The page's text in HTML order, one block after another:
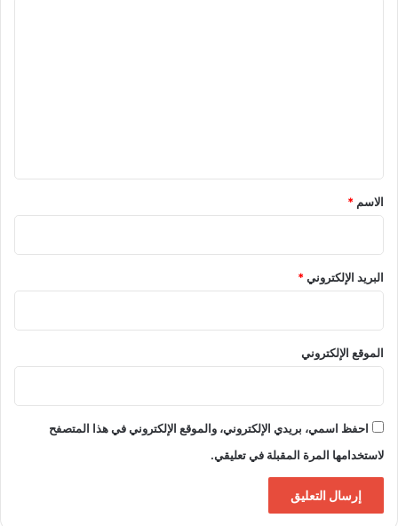
*
الاسم *
البريد الإلكتروني*
الموقع الإلكتروني
احفظ اسمي، بريدي الإلكتروني، والموقع الإلكتروني في هذا المتصفح
لاستخدامها المرة المقبلة في تعليقي.